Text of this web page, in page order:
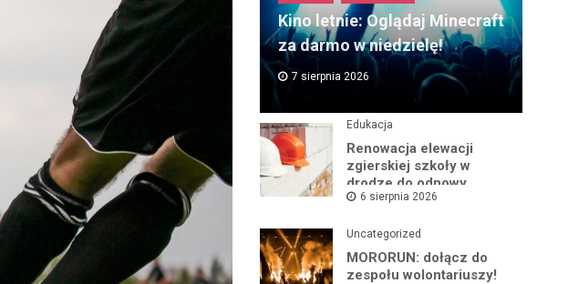
Kino letnie: Oglądaj Minecraft
za darmo w niedzielę!
7 sierpnia 2026
Edukacja
Renowacja elewacji
zgierskiej szkoły w
drodze do odnowy
zabytku
6 sierpnia 2026
Uncategorized
MORORUN: dołącz do
zespołu wolontariuszy!